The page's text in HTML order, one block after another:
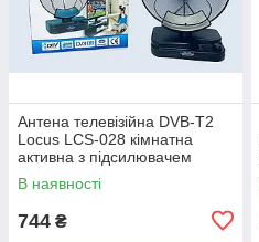
Антена телевізійна DVB-T2
Locus LCS-028 кімнатна
активна з підсилювачем
В наявності
744 ₴